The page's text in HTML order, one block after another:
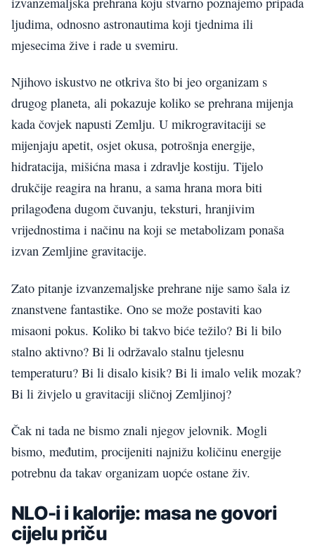
ljudima, odnosno astronautima koji tjednima ili
mjesecima žive i rade u svemiru.
Njihovo iskustvo ne otkriva što bi jeo organizam s
drugog planeta, ali pokazuje koliko se prehrana mijenja
kada čovjek napusti Zemlju. U mikrogravitaciji se
mijenjaju apetit, osjet okusa, potrošnja energije,
hidratacija, mišićna masa i zdravlje kostiju. Tijelo
drukčije reagira na hranu, a sama hrana mora biti
prilagođena dugom čuvanju, teksturi, hranjivim
vrijednostima i načinu na koji se metabolizam ponaša
izvan Zemljine gravitacije.
Zato pitanje izvanzemaljske prehrane nije samo šala iz
znanstvene fantastike. Ono se može postaviti kao
misaoni pokus. Koliko bi takvo biće težilo? Bi li bilo
stalno aktivno? Bi li održavalo stalnu tjelesnu
temperaturu? Bi li disalo kisik? Bi li imalo velik mozak?
Bi li živjelo u gravitaciji sličnoj Zemljinoj?
Čak ni tada ne bismo znali njegov jelovnik. Mogli
bismo, međutim, procijeniti najnižu količinu energije
potrebnu da takav organizam uopće ostane živ.
NLO-i i kalorije: masa ne govori
cijelu priču